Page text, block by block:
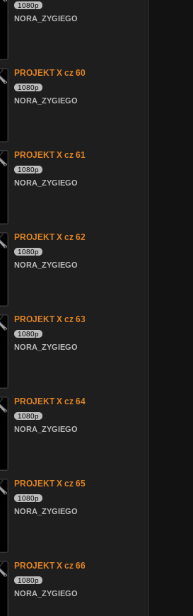
1080p
NORA_ZYGIEGO
PROJEKT X cz 60
1080p
NORA_ZYGIEGO
PROJEKT X cz 61
1080p
NORA_ZYGIEGO
PROJEKT X cz 62
1080p
NORA_ZYGIEGO
PROJEKT X cz 63
1080p
NORA_ZYGIEGO
PROJEKT X cz 64
1080p
NORA_ZYGIEGO
PROJEKT X cz 65
1080p
NORA_ZYGIEGO
PROJEKT X cz 66
1080p
NORA_ZYGIEGO